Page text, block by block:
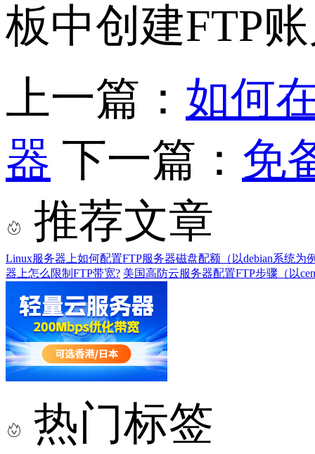
板中创建FTP
上一篇： 如何
器 下一篇： 免
推荐文章
Linux服务器上如何配置FTP服务器磁盘配额（以debian系统为
器上怎么限制FTP带宽? 美国高防云服务器配置FTP步骤（以
热门标签